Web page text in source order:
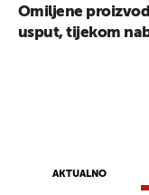
AKTUALNO
Omiljene
usput, tijekom